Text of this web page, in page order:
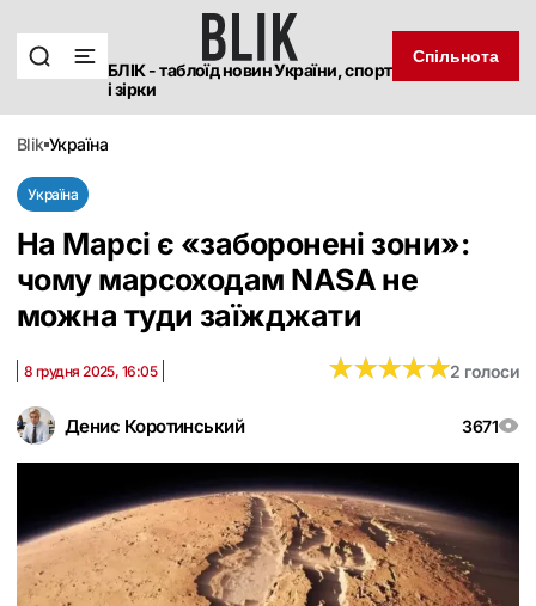
БЛІК - таблоїд новин України, спорт
і зірки
Спільнота
blik україна
Україна
На Марсі є «заборонені зони»:
чому марсоходам NASA не
можна туди заїжджати
Денис Коротинський 3671
8 грудня 2025, 16:05 ★★★★★
★★★★★2 голоси